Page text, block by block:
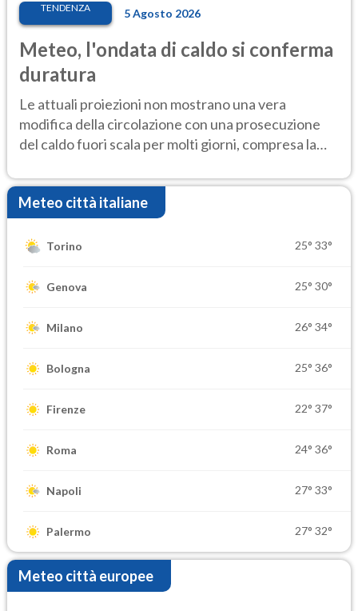
TENDENZA 5 Agosto 2026
Meteo, l'ondata di caldo si conferma
duratura
Le attuali proiezioni non mostrano una vera
modifica della circolazione con una prosecuzione
del caldo fuori scala per molti giorni, compresa la
Meteo città italiane
Torino 25° 33°
Genova 25° 30°
Milano 26° 34°
Bologna 25° 36°
Firenze 22° 37°
Roma 24° 36°
Napoli 27° 33°
Palermo 27° 32°
Meteo città europee